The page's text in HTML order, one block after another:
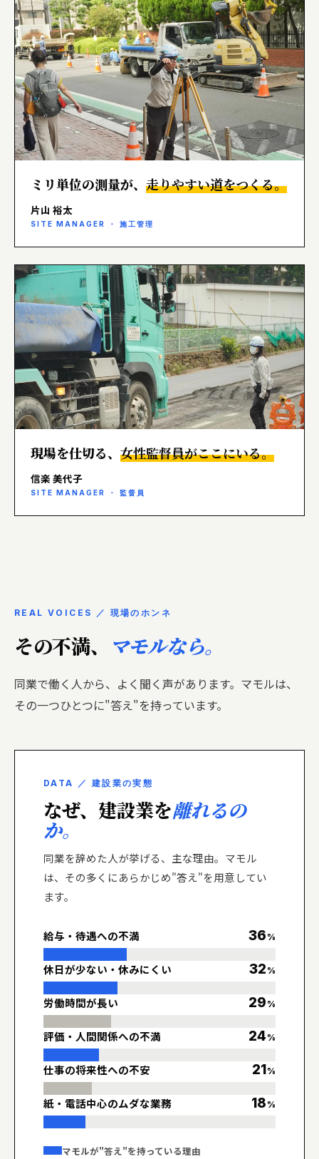
ミリ単位の測量が、 走りやすい道をつくる。
片山 裕太
SITE MANAGER ・ 施工管理
現場を仕切る、 女性監督員がここにいる。
信楽 美代子
SITE MANAGER ・ 監督員
REAL VOICES ／ 現場のホンネ
その不満、 マモルなら。
同業で働く人から、よく聞く声があります。マモルは、
その一つひとつに"答え"を持っています。
DATA ／ 建設業の実態
なぜ、建設業を離れるの
か。
同業を辞めた人が挙げる、主な理由。マモル
は、その多くにあらかじめ"答え"を用意してい
ます。
給与・待遇への不満 36 %
休日が少ない・休みにくい 32 %
労働時間が長い 29 %
評価・人間関係への不満 24 %
仕事の将来性への不安 21%
紙・電話中心のムダな業務 18 %
マモルが"答え"を持っている理由